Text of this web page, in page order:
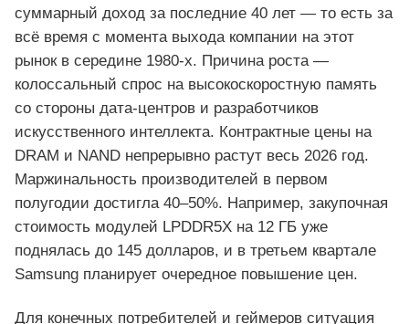
суммарный доход за последние 40 лет — то есть за
всё время с момента выхода компании на этот
рынок в середине 1980-х. Причина роста —
колоссальный спрос на высокоскоростную память
со стороны дата-центров и разработчиков
искусственного интеллекта. Контрактные цены на
DRAM и NAND непрерывно растут весь 2026 год.
Маржинальность производителей в первом
полугодии достигла 40–50%. Например, закупочная
стоимость модулей LPDDR5X на 12 ГБ уже
поднялась до 145 долларов, и в третьем квартале
Samsung планирует очередное повышение цен.
Для конечных потребителей и геймеров ситуация